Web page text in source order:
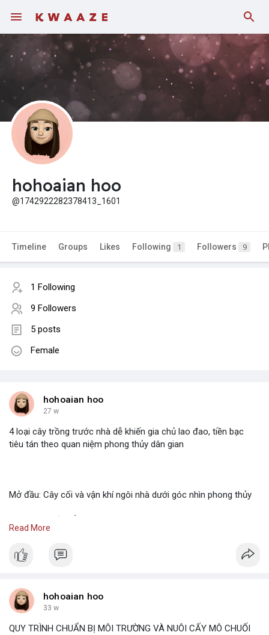
hohoaian hoo
@1742922282378413_1601
Timeline Groups Likes Following 1 Followers 9
1 Following
9 Followers
5 posts
Female
hohoaian hoo
27 w
4 loại cây trồng trước nhà dễ khiến gia chủ lao đao, tiền bạc
tiêu tán theo quan niệm phong thủy dân gian
Mở đầu: Cây cối và vận khí ngôi nhà dưới góc nhìn phong thủy
không chỉ đơn thuần mang ý nghĩa làm đẹp hay che mát cho
cối có mối liên hệ mật thiết với vận khí của ngôi nhà và cuộc
https://vigen.vn/
https://vigen.vn/ top-5-trung-tam-cay-giong-lon-nhat-viet-nam
Read More
hohoaian hoo
33 w
QUY TRÌNH CHUẨN BỊ MÔI TRƯỜNG VÀ NUÔI CẤY MÔ CHUỐI